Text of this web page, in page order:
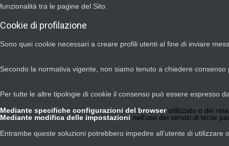
funzionalità tra le pagine del Sito.
Cookie di profilazione
Sono quei cookie necessari a creare profili utenti al fine di inviare
Secondo la normativa vigente, non siamo tenuto a chiedere
Per tutte le altre tipologie di cookie il consenso può essere espresso
Mediante specifiche configurazioni del browserutilizzato o dei
Mediante modifica delle impostazioni nell’uso dei servizi di terze
Entrambe queste soluzioni potrebbero impedire all’utente di utilizzare